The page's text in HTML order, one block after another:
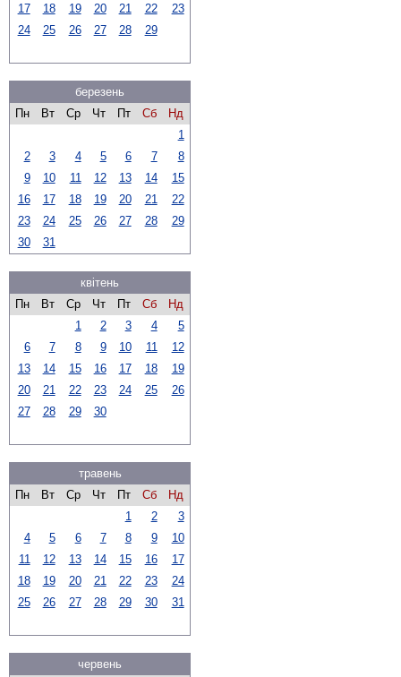
17
18 19 20 21 22
23
24
25 26 27 28 29
березень
Пн
Вт Ср Чт Пт Сб
Нд
1
2
3 4 5 6 7
8
9
10 11 12 13 14
15
16
17 18 19 20 21
22
23
24 25 26 27 28
29
30
31
квітень
Пн
Вт Ср Чт Пт Сб
Нд
1
2 3 4
5
6
7 8 9 10 11
12
13
14 15 16 17 18
19
20
21 22 23 24 25
26
27
28 29 30
травень
Пн
Вт Ср Чт Пт Сб
Нд
1
2
3
4
5 6 7 8 9
10
11
12 13 14 15 16
17
18
19 20 21 22 23
24
25
26 27 28 29 30 31
червень